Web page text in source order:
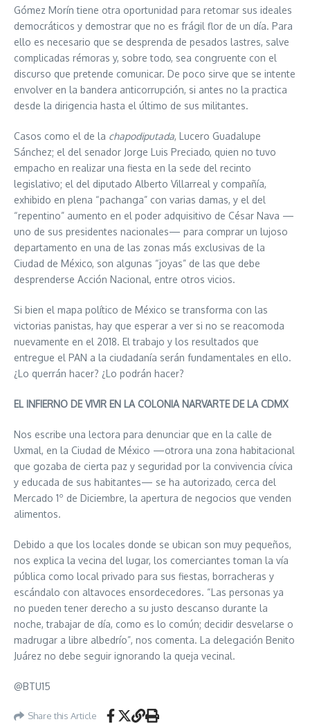
Gómez Morín tiene otra oportunidad para retomar sus ideales
democráticos y demostrar que no es frágil flor de un día. Para
ello es necesario que se desprenda de pesados lastres, salve
complicadas rémoras y, sobre todo, sea congruente con el
discurso que pretende comunicar. De poco sirve que se intente
envolver en la bandera anticorrupción, si antes no la practica
desde la dirigencia hasta el último de sus militantes.
Casos como el de la chapodiputada, Lucero Guadalupe
Sánchez; el del senador Jorge Luis Preciado, quien no tuvo
empacho en realizar una fiesta en la sede del recinto
legislativo; el del diputado Alberto Villarreal y compañía,
exhibido en plena “pachanga” con varias damas, y el del
“repentino” aumento en el poder adquisitivo de César Nava —
uno de sus presidentes nacionales— para comprar un lujoso
departamento en una de las zonas más exclusivas de la
Ciudad de México, son algunas “joyas” de las que debe
desprenderse Acción Nacional, entre otros vicios.
Si bien el mapa político de México se transforma con las
victorias panistas, hay que esperar a ver si no se reacomoda
nuevamente en el 2018. El trabajo y los resultados que
entregue el PAN a la ciudadanía serán fundamentales en ello.
¿Lo querrán hacer? ¿Lo podrán hacer?
EL INFIERNO DE VIVIR EN LA COLONIA NARVARTE DE LA CDMX
Nos escribe una lectora para denunciar que en la calle de
Uxmal, en la Ciudad de México —otrora una zona habitacional
que gozaba de cierta paz y seguridad por la convivencia cívica
y educada de sus habitantes— se ha autorizado, cerca del
Mercado 1º de Diciembre, la apertura de negocios que venden
alimentos.
Debido a que los locales donde se ubican son muy pequeños,
nos explica la vecina del lugar, los comerciantes toman la vía
pública como local privado para sus fiestas, borracheras y
escándalo con altavoces ensordecedores. “Las personas ya
no pueden tener derecho a su justo descanso durante la
noche, trabajar de día, como es lo común; decidir desvelarse o
madrugar a libre albedrío”, nos comenta. La delegación Benito
Juárez no debe seguir ignorando la queja vecinal.
@BTU15
Share this Article